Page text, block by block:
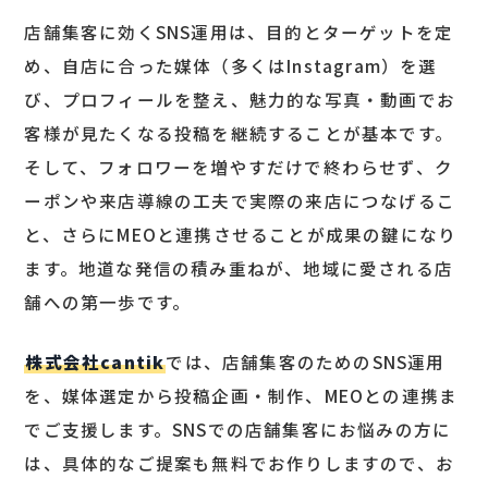
店舗集客に効くSNS運用は、目的とターゲットを定
め、自店に合った媒体（多くはInstagram）を選
び、プロフィールを整え、魅力的な写真・動画でお
客様が見たくなる投稿を継続することが基本です。
そして、フォロワーを増やすだけで終わらせず、ク
ーポンや来店導線の工夫で実際の来店につなげるこ
と、さらにMEOと連携させることが成果の鍵になり
ます。地道な発信の積み重ねが、地域に愛される店
舗への第一歩です。
株式会社cantikでは、店舗集客のためのSNS運用
を、媒体選定から投稿企画・制作、MEOとの連携ま
でご支援します。SNSでの店舗集客にお悩みの方に
は、具体的なご提案も無料でお作りしますので、お